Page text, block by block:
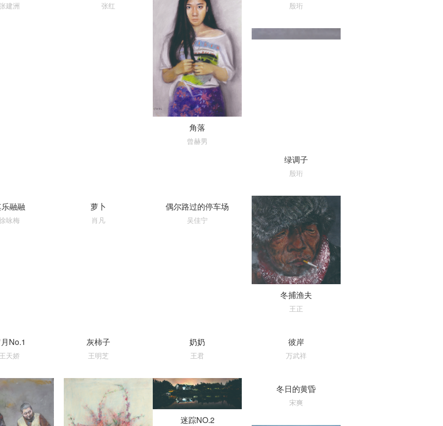
建洲 张红
角落
曾赫男
殷珩
绿调子
殷珩
融融
咏梅
萝卜
肖凡
偶尔路过的停车场
吴佳宁
冬捕渔夫
王正
No.1
天娇
灰柿子
王明芝
奶奶
王君
彼岸
万武祥
迷踪NO.2
冬日的黄昏
宋爽